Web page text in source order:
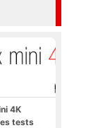
4K
tests